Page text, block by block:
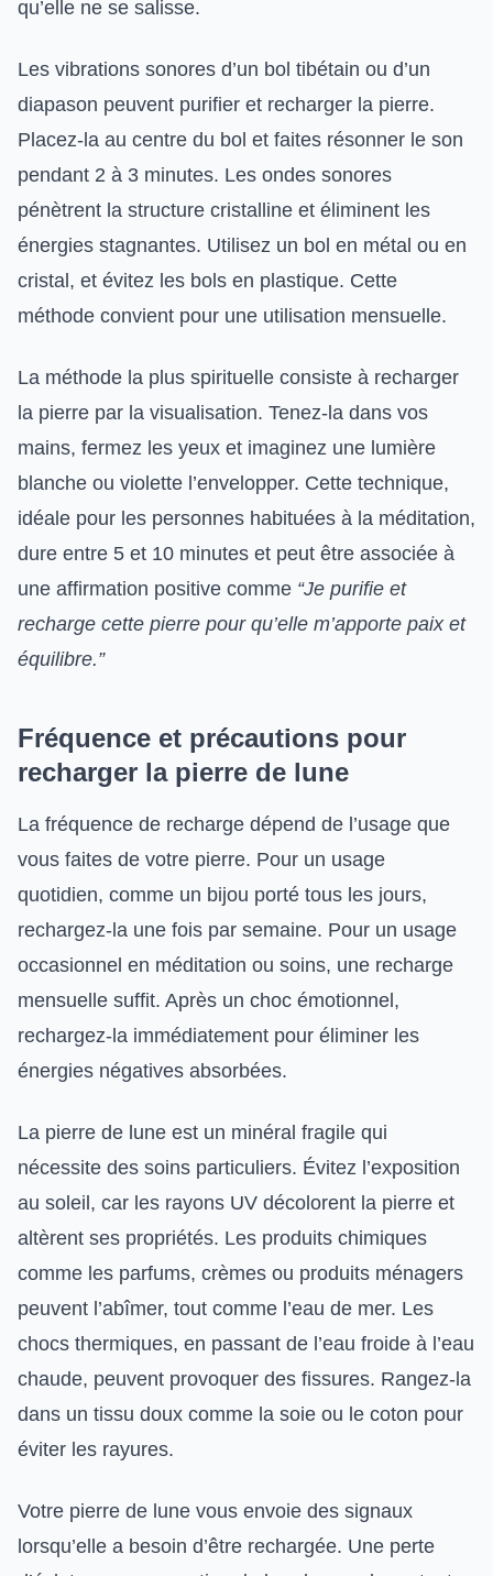
qu’elle ne se salisse.
Les vibrations sonores d’un bol tibétain ou d’un
diapason peuvent purifier et recharger la pierre.
Placez-la au centre du bol et faites résonner le son
pendant 2 à 3 minutes. Les ondes sonores
pénètrent la structure cristalline et éliminent les
énergies stagnantes. Utilisez un bol en métal ou en
cristal, et évitez les bols en plastique. Cette
méthode convient pour une utilisation mensuelle.
La méthode la plus spirituelle consiste à recharger
la pierre par la visualisation. Tenez-la dans vos
mains, fermez les yeux et imaginez une lumière
blanche ou violette l’envelopper. Cette technique,
idéale pour les personnes habituées à la méditation,
dure entre 5 et 10 minutes et peut être associée à
une affirmation positive comme “Je purifie et
recharge cette pierre pour qu’elle m’apporte paix et
équilibre.”
Fréquence et précautions pour
recharger la pierre de lune
La fréquence de recharge dépend de l’usage que
vous faites de votre pierre. Pour un usage
quotidien, comme un bijou porté tous les jours,
rechargez-la une fois par semaine. Pour un usage
occasionnel en méditation ou soins, une recharge
mensuelle suffit. Après un choc émotionnel,
rechargez-la immédiatement pour éliminer les
énergies négatives absorbées.
La pierre de lune est un minéral fragile qui
nécessite des soins particuliers. Évitez l’exposition
au soleil, car les rayons UV décolorent la pierre et
altèrent ses propriétés. Les produits chimiques
comme les parfums, crèmes ou produits ménagers
peuvent l’abîmer, tout comme l’eau de mer. Les
chocs thermiques, en passant de l’eau froide à l’eau
chaude, peuvent provoquer des fissures. Rangez-la
dans un tissu doux comme la soie ou le coton pour
éviter les rayures.
Votre pierre de lune vous envoie des signaux
lorsqu’elle a besoin d’être rechargée. Une perte